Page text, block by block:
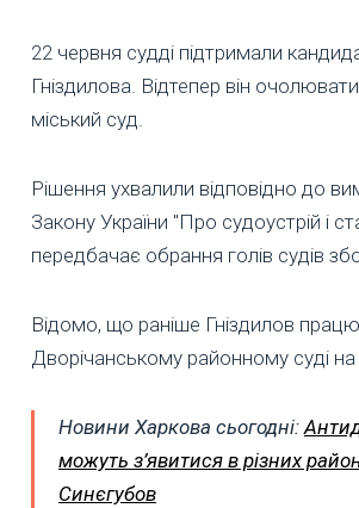
22 червня судді підтримали
Гніздилова. Відтепер він
міський суд.
Рішення ухвалили відповідно до
Закону України "Про судоустрій і
передбачає обрання голів судів
Відомо, що раніше Гніздилов
Дворічанському районному суді на
Новини Харкова сьогодні:
можуть з’явитися в різних
Синєгубов